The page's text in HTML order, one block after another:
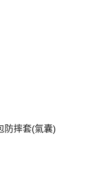
防摔套(氣囊)